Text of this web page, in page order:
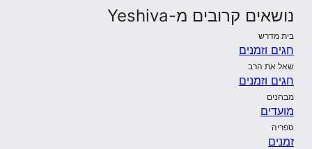
נושאים קרובים מ-Yeshiva
בית מדרש
חגים וזמנים
שאל את הרב
חגים וזמנים
מבחנים
מועדים
ספריה
זמנים